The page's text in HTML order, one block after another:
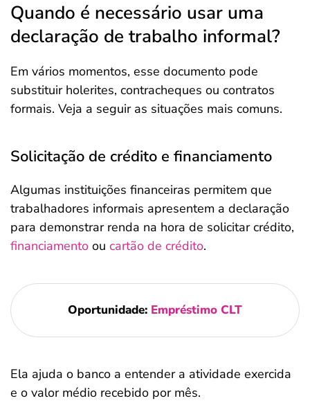
Quando é necessário usar uma
declaração de trabalho informal?
Em vários momentos, esse documento pode
substituir holerites, contracheques ou contratos
formais. Veja a seguir as situações mais comuns.
Solicitação de crédito e financiamento
Algumas instituições financeiras permitem que
trabalhadores informais apresentem a declaração
para demonstrar renda na hora de solicitar crédito,
financiamento ou cartão de crédito.
Oportunidade: Empréstimo CLT
Ela ajuda o banco a entender a atividade exercida
e o valor médio recebido por mês.